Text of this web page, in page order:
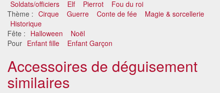
Soldats/officiers Elf Pierrot
Fou du roi
Thème : Cirque Guerre Conte de fée
Magie & sorcellerie
Historique
Fête : Halloween
Noël
Pour Enfant fille Enfant Garçon
Accessoires de déguisement
similaires